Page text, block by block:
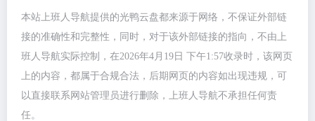
本站上班人导航提供的光鸭云盘都来源于网络，不保证外部链
接的准确性和完整性，同时，对于该外部链接的指向，不由上
班人导航实际控制，在2026年4月19日 下午1:57收录时，该网页
上的内容，都属于合规合法，后期网页的内容如出现违规，可
以直接联系网站管理员进行删除，上班人导航不承担任何责
任。